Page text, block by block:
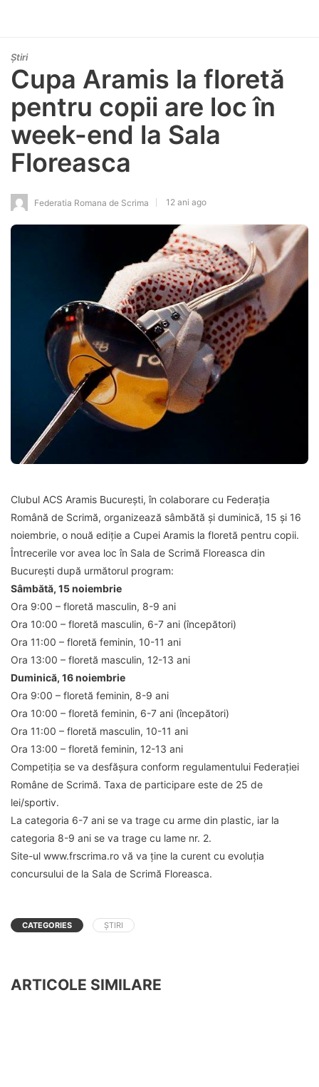
Știri
Cupa Aramis la floretă
pentru copii are loc în
week-end la Sala
Floreasca
Federatia Romana de Scrima 12 ani ago
Clubul ACS Aramis București, în colaborare cu Federația
Română de Scrimă, organizează sâmbătă și duminică, 15 și 16
noiembrie, o nouă ediție a Cupei Aramis la floretă pentru copii.
Întrecerile vor avea loc în Sala de Scrimă Floreasca din
București după următorul program:
Sâmbătă, 15 noiembrie
Ora 9:00 – floretă masculin, 8-9 ani
Ora 10:00 – floretă masculin, 6-7 ani (începători)
Ora 11:00 – floretă feminin, 10-11 ani
Ora 13:00 – floretă masculin, 12-13 ani
Duminică, 16 noiembrie
Ora 9:00 – floretă feminin, 8-9 ani
Ora 10:00 – floretă feminin, 6-7 ani (începători)
Ora 11:00 – floretă masculin, 10-11 ani
Ora 13:00 – floretă feminin, 12-13 ani
Competiția se va desfășura conform regulamentului Federației
Române de Scrimă. Taxa de participare este de 25 de
lei/sportiv.
La categoria 6-7 ani se va trage cu arme din plastic, iar la
categoria 8-9 ani se va trage cu lame nr. 2.
Site-ul www.frscrima.ro vă va ține la curent cu evoluția
concursului de la Sala de Scrimă Floreasca.
CATEGORIES ȘTIRI
ARTICOLE SIMILARE